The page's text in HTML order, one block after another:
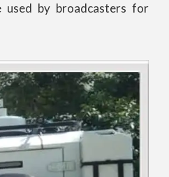
used by broadcasters for